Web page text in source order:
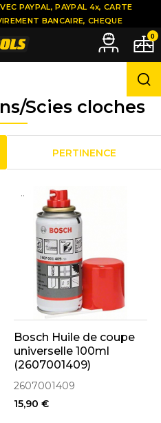
Scies cloches
PERTINENCE
..
Bosch Huile de coupe
universelle 100ml
(2607001409)
2607001409
15,90 €
PAYPAL, PAYPAL 4x, CARTE
BANCAIRE, CHEQUE
0